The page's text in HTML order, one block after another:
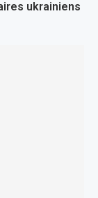
ukrainiens